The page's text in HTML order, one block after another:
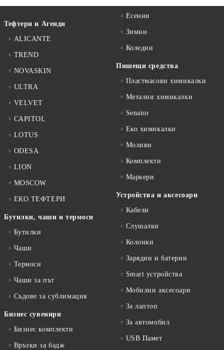
Тефтери и Агенди
ALICANTE
TREND
NOVASKIN
ULTRA
VELVET
CAPITOL
LOTUS
ODESA
LION
MOSCOW
ЕКО ТЕФТЕРИ
Бутилки, чаши и термоси
Бутилки
Чаши
Термоси
Чаши за път
Съдове за сублимация
Бизнес сувенири
Бизнес комплекти
Връзки за бадж
Есенни
Зимни
Коледни
Пишещи средства
Пластмасови химикалки
Метални химикалки
Senator
Еко химикалки
Моливи
Комплекти
Маркери
Устройства и аксесоари
Кабели
Слушалки
Колонки
Зарядни и батерии
Smart устройства
Мобилни аксесоари
За лаптоп
За автомобил
USB Памет